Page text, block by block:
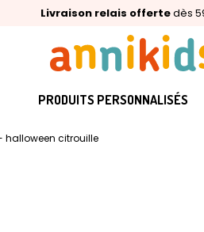
Livraison relais offertedès
🥇Palmarès Capital 2025 :
⭐⭐⭐⭐⭐4,6/5(24 000 avis
PRODUITS PERSONNALISÉS
halloween citrouille